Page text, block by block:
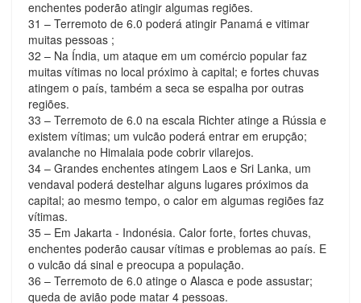
enchentes poderão atingir algumas regiões.
31 – Terremoto de 6.0 poderá atingir Panamá e vitimar
muitas pessoas ;
32 – Na Índia, um ataque em um comércio popular faz
muitas vítimas no local próximo à capital; e fortes chuvas
atingem o país, também a seca se espalha por outras
regiões.
33 – Terremoto de 6.0 na escala Richter atinge a Rússia e
existem vítimas; um vulcão poderá entrar em erupção;
avalanche no Himalaia pode cobrir vilarejos.
34 – Grandes enchentes atingem Laos e Sri Lanka, um
vendaval poderá destelhar alguns lugares próximos da
capital; ao mesmo tempo, o calor em algumas regiões faz
vítimas.
35 – Em Jakarta - Indonésia. Calor forte, fortes chuvas,
enchentes poderão causar vítimas e problemas ao país. E
o vulcão dá sinal e preocupa a população.
36 – Terremoto de 6.0 atinge o Alasca e pode assustar;
queda de avião pode matar 4 pessoas.